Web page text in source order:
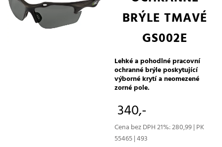
BRÝLE TMAVÉ
GS002E
Lehké a pohodlné pracovní
ochranné brýle poskytující
výborné krytí a neomezené
zorné pole.
340,-
Cena bez DPH 21%: 280,99 | PK
55465 | 493